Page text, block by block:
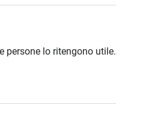
persone lo ritengono utile.